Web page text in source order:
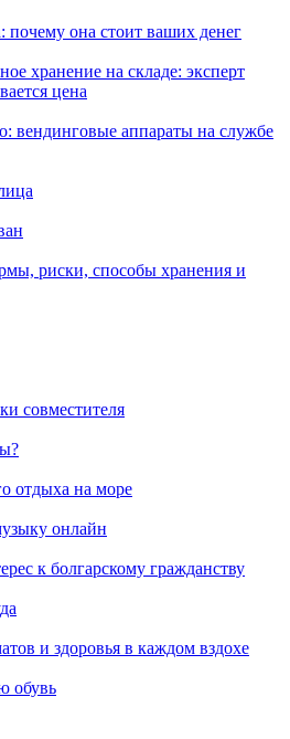
почему она стоит ваших денег
хранение на складе: эксперт
цена
вендинговые аппараты на службе
риски, способы хранения и
совместителя
отдыха на море
онлайн
к болгарскому гражданству
и здоровья в каждом вздохе
обувь